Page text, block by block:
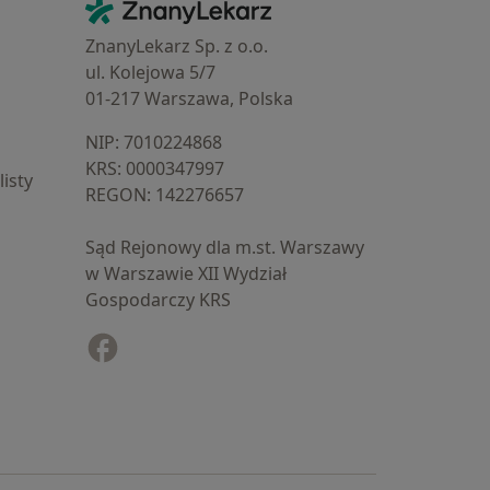
Kontakt
ZnanyLekarz - Strona główna
ZnanyLekarz Sp. z o.o.
ul. Kolejowa 5/7
01-217 Warszawa, Polska
NIP: ⁠7010224868
KRS: ⁠0000347997
REGON: ⁠142276657
Sąd Rejonowy dla m.st. Warszawy
w Warszawie XII Wydział
Gospodarczy KRS